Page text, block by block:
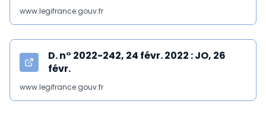
www.legifrance.gouv.fr
D. n° 2022-242, 24 févr. 2022 : JO, 26
févr.
www.legifrance.gouv.fr